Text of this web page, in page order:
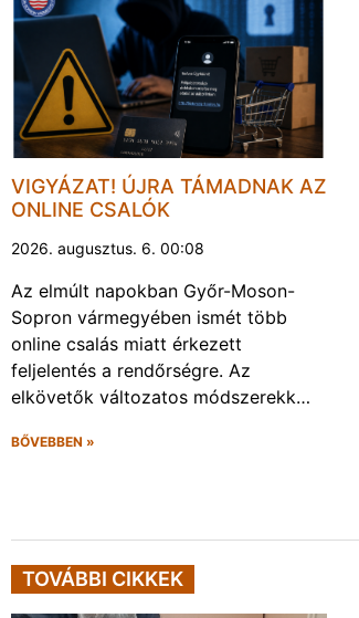
VIGYÁZAT! ÚJRA TÁMADNAK AZ
ONLINE CSALÓK
2026. augusztus. 6. 00:08
Az elmúlt napokban Győr-Moson-
Sopron vármegyében ismét több
online csalás miatt érkezett
feljelentés a rendőrségre. Az
elkövetők változatos módszerekk…
BŐVEBBEN »
TOVÁBBI CIKKEK